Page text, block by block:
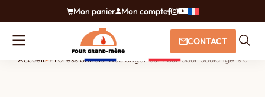
Mon panier Mon compte
CONTACT
Accueil>Professionnels>Boulangeries>Four pour boulangers à